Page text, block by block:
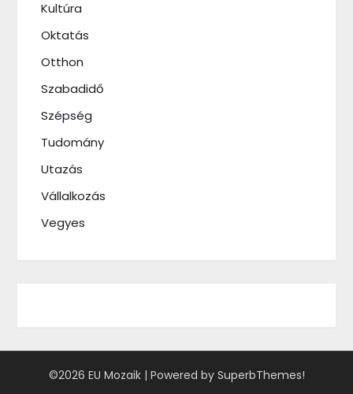
Kultúra
Oktatás
Otthon
Szabadidő
Szépség
Tudomány
Utazás
Vállalkozás
Vegyes
©2026 EU Mozaik | Powered by SuperbThemes!